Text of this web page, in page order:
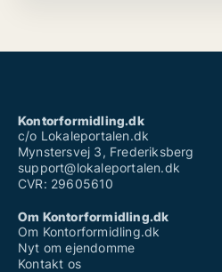
Kontorformidling.dk
c/o Lokaleportalen.dk
Mynstersvej 3, Frederiksberg
support@lokaleportalen.dk
CVR: 29605610
Om Kontorformidling.dk
Om Kontorformidling.dk
Nyt om ejendomme
Kontakt os